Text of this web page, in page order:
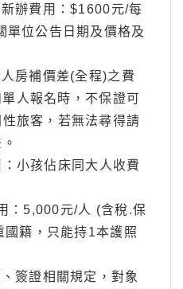
辦費用：$1600元/每
單位公告日期及價格及
房補價差(全程)之費
人報名時，不保證可
旅客，若無法尋得請
小孩佔床同大人收費
：5,000元/人 (含稅.保
國籍，只能持1本護照
簽證相關規定，對象